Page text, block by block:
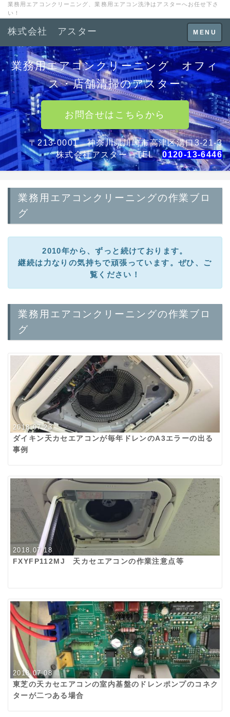
業務用エアコンクリーニング、業務用エアコン洗浄はアスターへお任せ下さ
い！
Toggle
navigation
MENU
株式会社 アスター
業務用エアコンクリーニング オフィ
ス・店舗清掃のアスター
お問合せはこちらから
〒213-0001 神奈川県川崎市高津区溝口3-21-3
株式会社アスター TEL0120-13-6446
業務用エアコンクリーニングの作業ブロ
グ
2010年から、ずっと続けております。
継続は力なりの気持ちで頑張っています。ぜひ、ご
覧ください！
業務用エアコンクリーニングの作業ブロ
グ
2018.07.23
ダイキン天カセエアコンが毎年ドレンのA3エラーの出る
事例
2018.07.18
FXYFP112MJ 天カセエアコンの作業注意点等
2018.07.08
東芝の天カセエアコンの室内基盤のドレンポンプのコネク
ターが二つある場合